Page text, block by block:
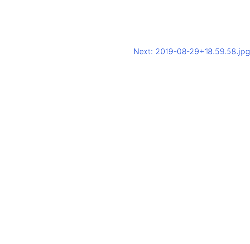
Next: 2019-08-29+18.59.58.jpg